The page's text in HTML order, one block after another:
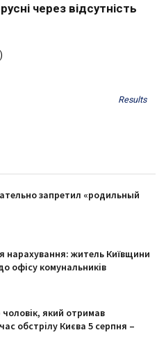
через відсутність
Results
запретил «родильный
нарахування: житель Київщини
офісу комунальників
чоловік, який отримав
обстрілу Києва 5 серпня –